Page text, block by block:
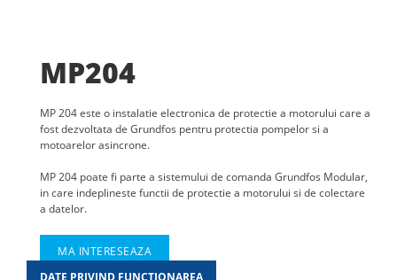
MP204
MP 204 este o instalatie electronica de protectie a motorului care a
fost dezvoltata de Grundfos pentru protectia pompelor si a
motoarelor asincrone.
MP 204 poate fi parte a sistemului de comanda Grundfos Modular,
in care indeplineste functii de protectie a motorului si de colectare
a datelor.
MA INTERESEAZA
DATE PRIVIND FUNCTIONAREA